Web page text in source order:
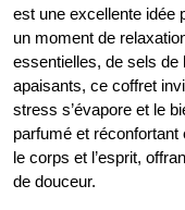
est une excellente idée
un moment de
essentielles, de sels de
apaisants, ce coffret
stress s’évapore et le
parfumé et
le corps et l’esprit,
de douceur.